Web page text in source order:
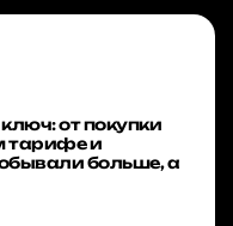
от покупки
тарифе и
больше, а